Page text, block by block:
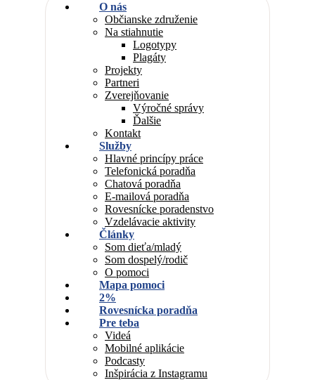
O nás
Občianske združenie
Na stiahnutie
Logotypy
Plagáty
Projekty
Partneri
Zverejňovanie
Výročné správy
Ďalšie
Kontakt
Služby
Hlavné princípy práce
Telefonická poradňa
Chatová poradňa
E-mailová poradňa
Rovesnícke poradenstvo
Vzdelávacie aktivity
Články
Som dieťa/mladý
Som dospelý/rodič
O pomoci
Mapa pomoci
2%
Rovesnícka poradňa
Pre teba
Videá
Mobilné aplikácie
Podcasty
Inšpirácia z Instagramu